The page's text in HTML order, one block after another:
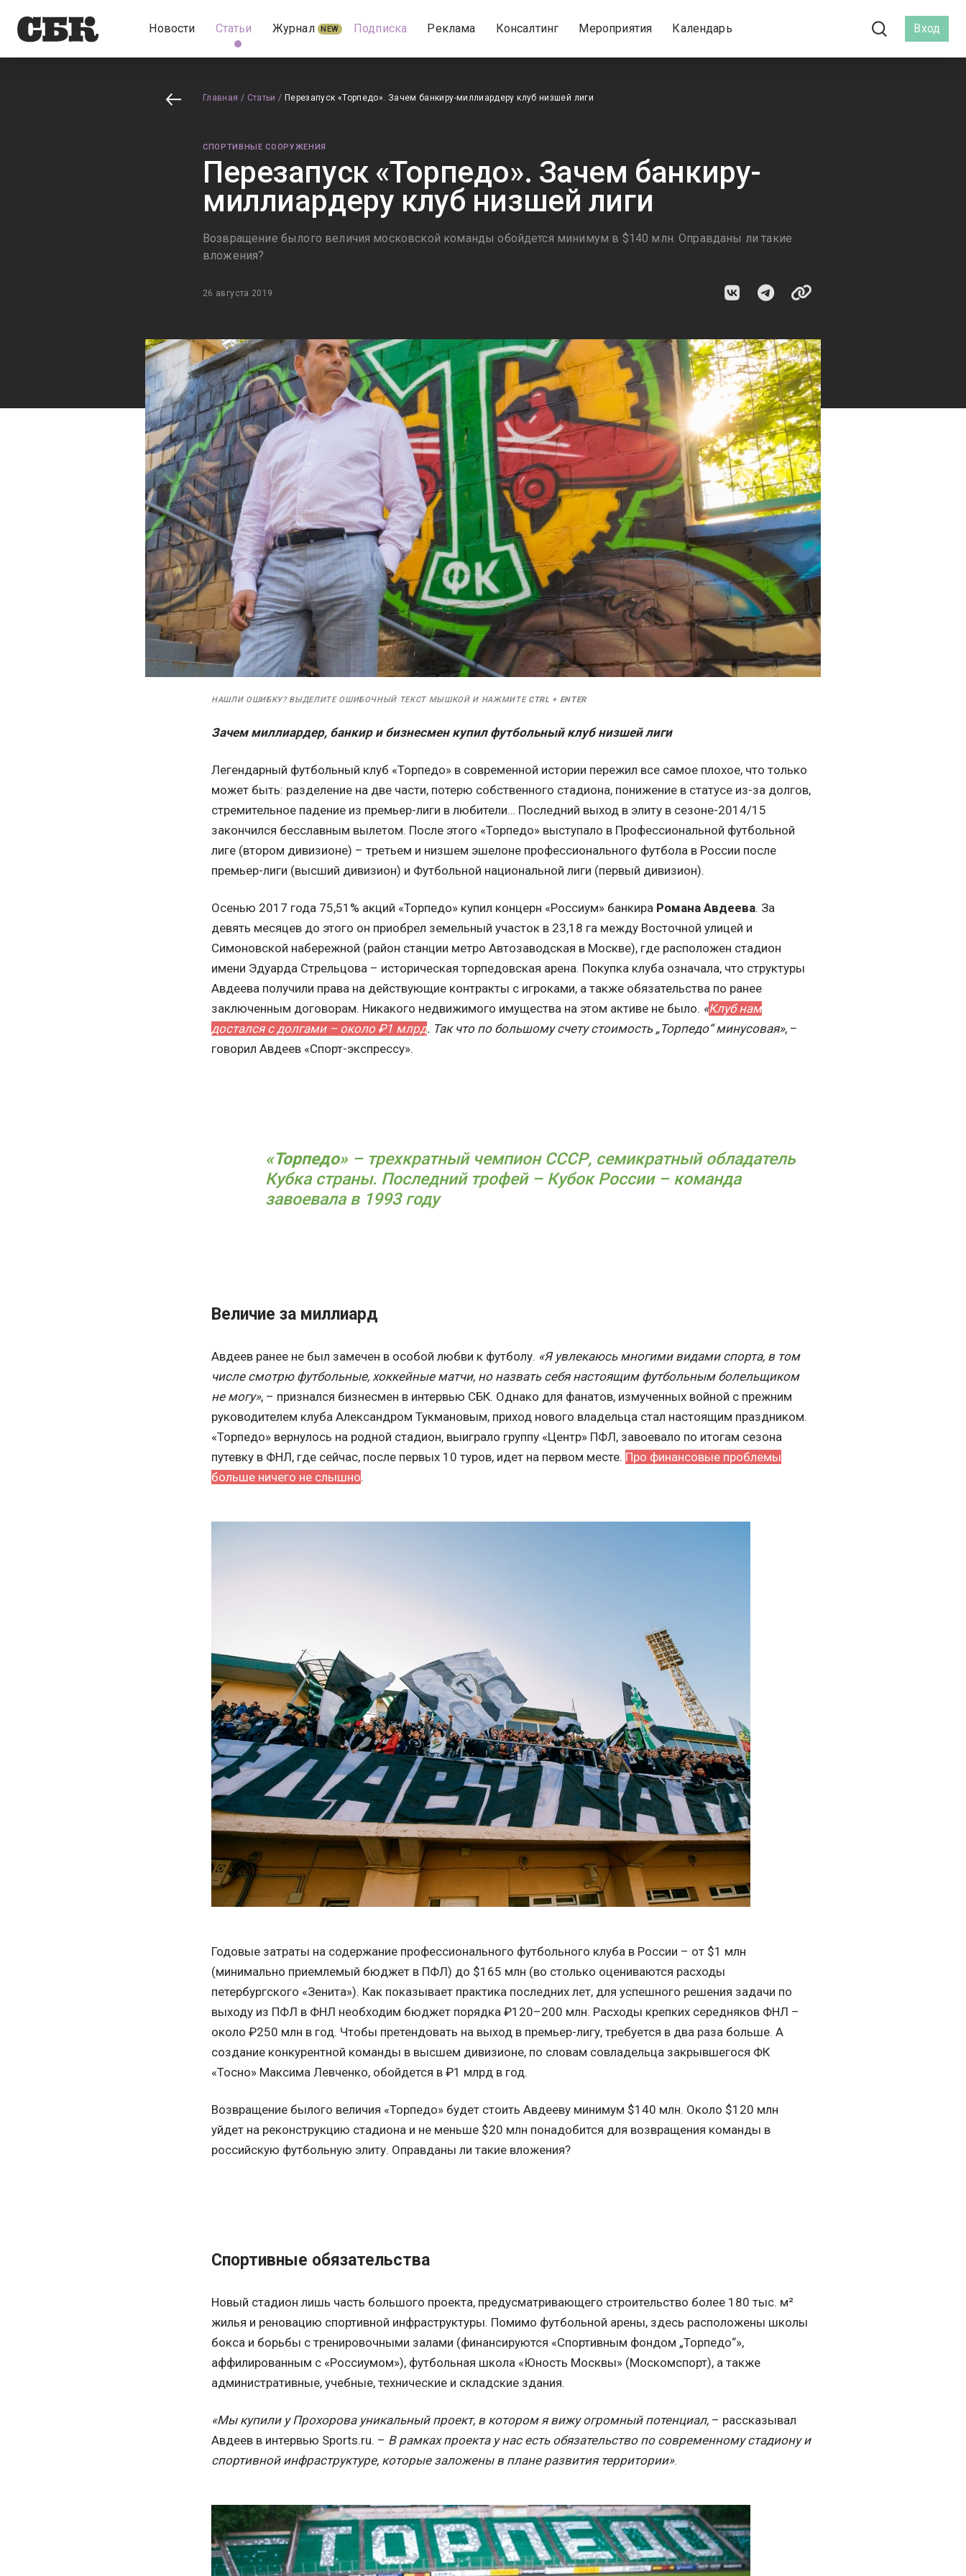
Новости Статьи Журнал NEW Подписка Реклама Консалтинг Мероприятия Календарь Вход
Главная / Статьи / Перезапуск «Торпедо». Зачем банкиру-миллиардеру клуб низшей лиги
СПОРТИВНЫЕ СООРУЖЕНИЯ
Перезапуск «Торпедо». Зачем банкиру-
миллиардеру клуб низшей лиги
Возвращение былого величия московской команды обойдется минимум в $140 млн. Оправданы ли такие
вложения?
26 августа 2019
НАШЛИ ОШИБКУ? ВЫДЕЛИТЕ ОШИБОЧНЫЙ ТЕКСТ МЫШКОЙ И НАЖМИТЕ CTRL + ENTER
Зачем миллиардер, банкир и бизнесмен купил футбольный клуб низшей лиги
Легендарный футбольный клуб «Торпедо» в современной истории пережил все самое плохое, что только
может быть: разделение на две части, потерю собственного стадиона, понижение в статусе из-за долгов,
стремительное падение из премьер-лиги в любители… Последний выход в элиту в сезоне-2014/15
закончился бесславным вылетом. После этого «Торпедо» выступало в Профессиональной футбольной
лиге (втором дивизионе) – третьем и низшем эшелоне профессионального футбола в России после
премьер-лиги (высший дивизион) и Футбольной национальной лиги (первый дивизион).
Осенью 2017 года 75,51% акций «Торпедо» купил концерн «Россиум» банкира Романа Авдеева. За
девять месяцев до этого он приобрел земельный участок в 23,18 га между Восточной улицей и
Симоновской набережной (район станции метро Автозаводская в Москве), где расположен стадион
имени Эдуарда Стрельцова – историческая торпедовская арена. Покупка клуба означала, что структуры
Авдеева получили права на действующие контракты с игроками, а также обязательства по ранее
заключенным договорам. Никакого недвижимого имущества на этом активе не было. «Клуб нам
достался с долгами – около ₽1 млрд. Так что по большому счету стоимость „Торпедо“ минусовая», –
говорил Авдеев «Спорт-экспрессу».
«Торпедо» – трехкратный чемпион СССР, семикратный обладатель
Кубка страны. Последний трофей – Кубок России – команда
завоевала в 1993 году
Величие за миллиард
Авдеев ранее не был замечен в особой любви к футболу. «Я увлекаюсь многими видами спорта, в том
числе смотрю футбольные, хоккейные матчи, но назвать себя настоящим футбольным болельщиком
не могу», – признался бизнесмен в интервью СБК. Однако для фанатов, измученных войной с прежним
руководителем клуба Александром Тукмановым, приход нового владельца стал настоящим праздником.
«Торпедо» вернулось на родной стадион, выиграло группу «Центр» ПФЛ, завоевало по итогам сезона
путевку в ФНЛ, где сейчас, после первых 10 туров, идет на первом месте. Про финансовые проблемы
больше ничего не слышно.
Годовые затраты на содержание профессионального футбольного клуба в России – от $1 млн
(минимально приемлемый бюджет в ПФЛ) до $165 млн (во столько оцениваются расходы
петербургского «Зенита»). Как показывает практика последних лет, для успешного решения задачи по
выходу из ПФЛ в ФНЛ необходим бюджет порядка ₽120–200 млн. Расходы крепких середняков ФНЛ –
около ₽250 млн в год. Чтобы претендовать на выход в премьер-лигу, требуется в два раза больше. А
создание конкурентной команды в высшем дивизионе, по словам совладельца закрывшегося ФК
«Тосно» Максима Левченко, обойдется в ₽1 млрд в год.
Возвращение былого величия «Торпедо» будет стоить Авдееву минимум $140 млн. Около $120 млн
уйдет на реконструкцию стадиона и не меньше $20 млн понадобится для возвращения команды в
российскую футбольную элиту. Оправданы ли такие вложения?
Спортивные обязательства
Новый стадион лишь часть большого проекта, предусматривающего строительство более 180 тыс. м²
жилья и реновацию спортивной инфраструктуры. Помимо футбольной арены, здесь расположены школы
бокса и борьбы с тренировочными залами (финансируются «Спортивным фондом „Торпедо“»,
аффилированным с «Россиумом»), футбольная школа «Юность Москвы» (Москомспорт), а также
административные, учебные, технические и складские здания.
«Мы купили у Прохорова уникальный проект, в котором я вижу огромный потенциал, – рассказывал
Авдеев в интервью Sports.ru. – В рамках проекта у нас есть обязательство по современному стадиону и
спортивной инфраструктуре, которые заложены в плане развития территории».